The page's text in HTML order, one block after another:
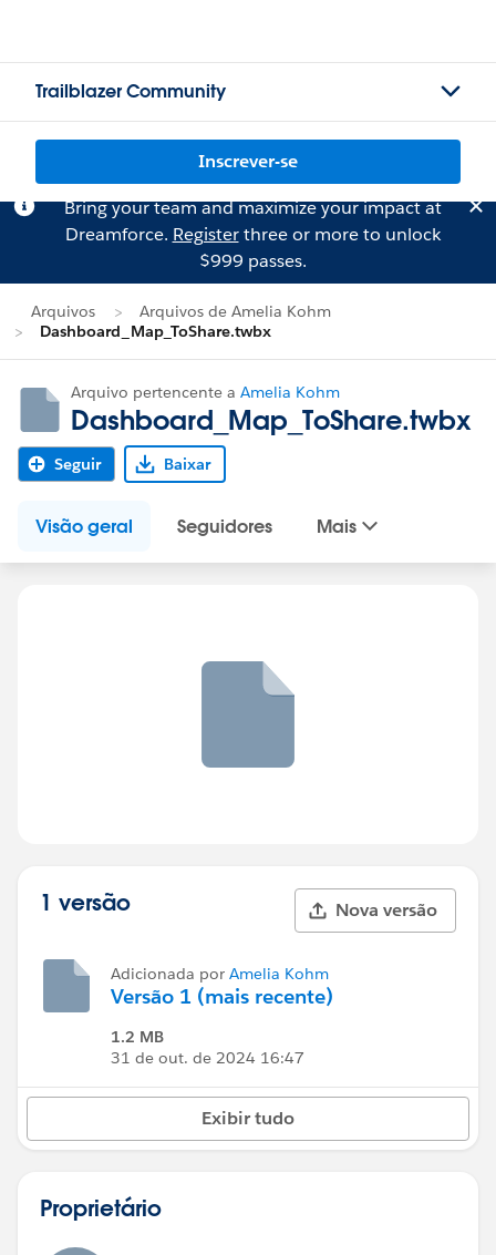
Trailblazer Community
Inscrever-se
Bring your team and maximize your impact at
Dreamforce. Registerthree or more to unlock
$999 passes.
Arquivos
Arquivos de Amelia Kohm
Dashboard_Map_ToShare.twbx
Arquivo pertencente a Amelia Kohm
Dashboard_Map_ToShare.twbx
Seguir Baixar
Visão geral Seguidores Mais
1 versão Nova versão
Adicionada por Amelia Kohm
Versão 1 (mais recente)
1.2 MB
31 de out. de 2024 16:47
Exibir tudo
Proprietário